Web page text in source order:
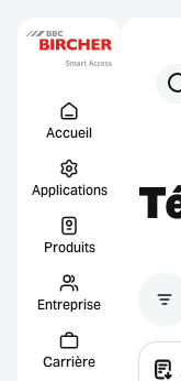
Accueil
Applications
Produits
Entreprise
Carrière